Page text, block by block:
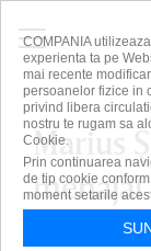
Marius
menajat
dacă
COMPANIA
experienta ta pe
mai recente
persoanelor fizice in
privind libera
nostru te rugam sa
Cookie.
Prin continuarea
de tip cookie
moment setarile